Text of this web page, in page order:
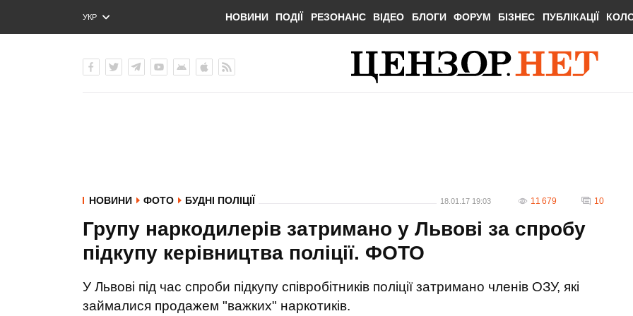
УКР
ENG
НОВИНИ ПОДІЇ РЕЗОНАНС ВІДЕО БЛОГИ ФОРУМ БІЗНЕС ПУБЛІКАЦІЇ
НОВИНИ ФОТО БУДНІ ПОЛІЦІЇ 18.01.17 19:03 11 679 10
Групу наркодилерів затримано у Львові за спробу
підкупу керівництва поліції. ФОТО
У Львові під час спроби підкупу співробітників поліції затримано членів ОЗУ, які
займалися продажем "важких" наркотиків.